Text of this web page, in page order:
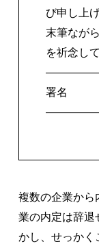
び申し上
末筆なが
を祈念し
署名
複数の企業から
業の内定は辞退
かし、せっかく